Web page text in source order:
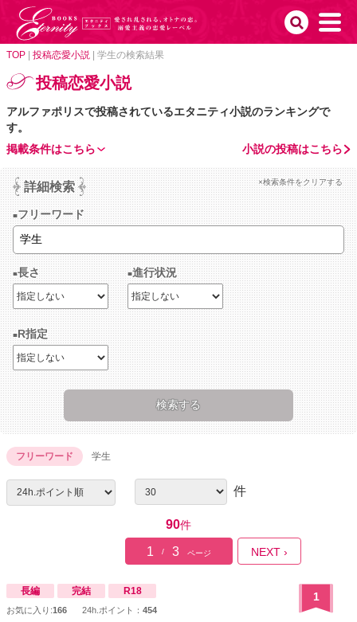
TOP 投稿恋愛小説 学生の検索結果
投稿恋愛小説
アルファポリスで投稿されているエタニティ小説のランキングで
す。
小説の投稿はこちら
掲載条件はこちら
詳細検索 ×検索条件をクリアする
フリーワード
長さ 進行状況
R指定
フリーワード 学生
件
90件
1 / 3 ページ NEXT ›
長編 完結 R18
お気に入り:166 24h.ポイント： 454
1